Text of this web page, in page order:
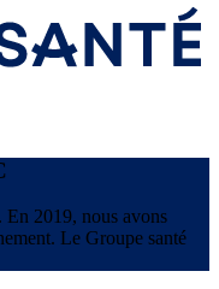
2019, nous avons
Le Groupe santé